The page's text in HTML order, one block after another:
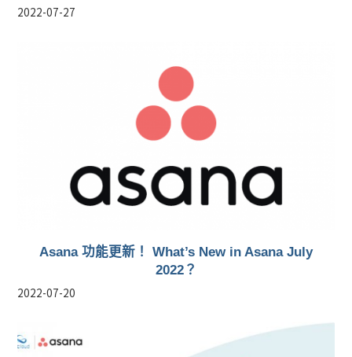
2022-07-27
Asana 功能更新！ What’s New in Asana July
2022？
2022-07-20